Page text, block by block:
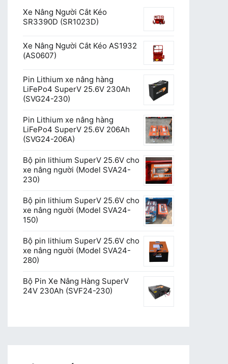
Xe Nâng Người Cắt Kéo
SR3390D (SR1023D)
Xe Nâng Người Cắt Kéo AS1932
(AS0607)
Pin Lithium xe nâng hàng
LiFePo4 SuperV 25.6V 230Ah
(SVG24-230)
Pin Lithium xe nâng hàng
LiFePo4 SuperV 25.6V 206Ah
(SVG24-206A)
Bộ pin lithium SuperV 25.6V cho
xe nâng người (Model SVA24-
230)
Bộ pin lithium SuperV 25.6V cho
xe nâng người (Model SVA24-
150)
Bộ pin lithium SuperV 25.6V cho
xe nâng người (Model SVA24-
280)
Bộ Pin Xe Nâng Hàng SuperV
24V 230Ah (SVF24-230)